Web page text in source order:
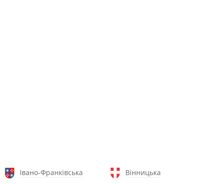
Івано-Франківська
Вінницька